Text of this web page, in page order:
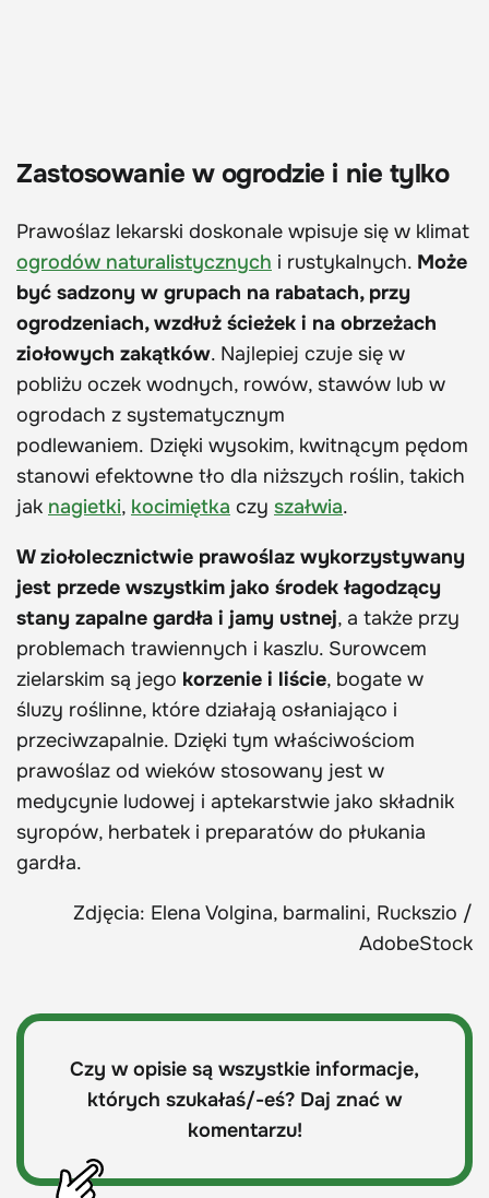
Zastosowanie w ogrodzie i nie tylko
Prawoślaz lekarski doskonale wpisuje się w klimat
ogrodów naturalistycznych i rustykalnych. Może
być sadzony w grupach na rabatach, przy
ogrodzeniach, wzdłuż ścieżek i na obrzeżach
ziołowych zakątków. Najlepiej czuje się w
pobliżu oczek wodnych, rowów, stawów lub w
ogrodach z systematycznym
podlewaniem. Dzięki wysokim, kwitnącym pędom
stanowi efektowne tło dla niższych roślin, takich
jak nagietki, kocimiętka czy szałwia.
W ziołolecznictwie prawoślaz wykorzystywany
jest przede wszystkim jako środek łagodzący
stany zapalne gardła i jamy ustnej, a także przy
problemach trawiennych i kaszlu. Surowcem
zielarskim są jego korzenie i liście, bogate w
śluzy roślinne, które działają osłaniająco i
przeciwzapalnie. Dzięki tym właściwościom
prawoślaz od wieków stosowany jest w
medycynie ludowej i aptekarstwie jako składnik
syropów, herbatek i preparatów do płukania
gardła.
Zdjęcia: Elena Volgina, barmalini, Ruckszio /
AdobeStock
Czy w opisie są wszystkie informacje,
których szukałaś/-eś? Daj znać w
komentarzu!